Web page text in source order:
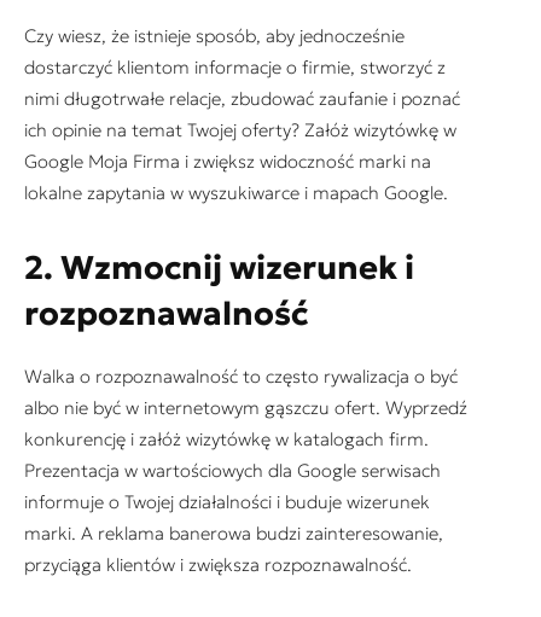
Czy wiesz, że istnieje sposób, aby jednocześnie
dostarczyć klientom informacje o firmie, stworzyć z
nimi długotrwałe relacje, zbudować zaufanie i poznać
ich opinie na temat Twojej oferty? Załóż wizytówkę w
Google Moja Firma i zwiększ widoczność marki na
lokalne zapytania w wyszukiwarce i mapach Google.
2. Wzmocnij wizerunek i
rozpoznawalność
Walka o rozpoznawalność to często rywalizacja o być
albo nie być w internetowym gąszczu ofert. Wyprzedź
konkurencję i załóż wizytówkę w katalogach firm.
Prezentacja w wartościowych dla Google serwisach
informuje o Twojej działalności i buduje wizerunek
marki. A reklama banerowa budzi zainteresowanie,
przyciąga klientów i zwiększa rozpoznawalność.